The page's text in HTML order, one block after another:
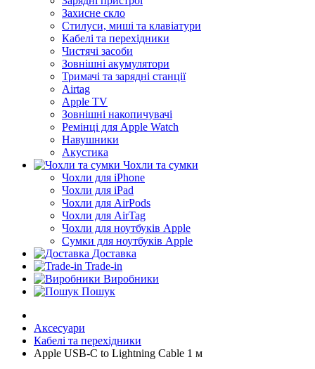
Захисне скло
Стилуси, миші та клавіатури
Кабелі та перехідники
Чистячі засоби
Зовнішні акумулятори
Тримачі та зарядні станції
Airtag
Apple TV
Зовнішні накопичувачі
Ремінці для Apple Watch
Навушники
Акустика
Чохли та сумки
Чохли для iPhone
Чохли для iPad
Чохли для AirPods
Чохли для AirTag
Чохли для ноутбуків Apple
Сумки для ноутбуків Apple
Доставка
Trade-in
Виробники
Пошук
Аксесуари
Кабелі та перехідники
Apple USB-C to Lightning Cable 1 м